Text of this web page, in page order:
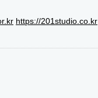
https://201studio.co.kr